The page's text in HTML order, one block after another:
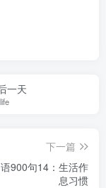
一天
下一篇
900句14：生活作
息习惯